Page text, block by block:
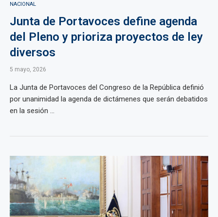
NACIONAL
Junta de Portavoces define agenda
del Pleno y prioriza proyectos de ley
diversos
5 mayo, 2026
La Junta de Portavoces del Congreso de la República definió
por unanimidad la agenda de dictámenes que serán debatidos
en la sesión ...